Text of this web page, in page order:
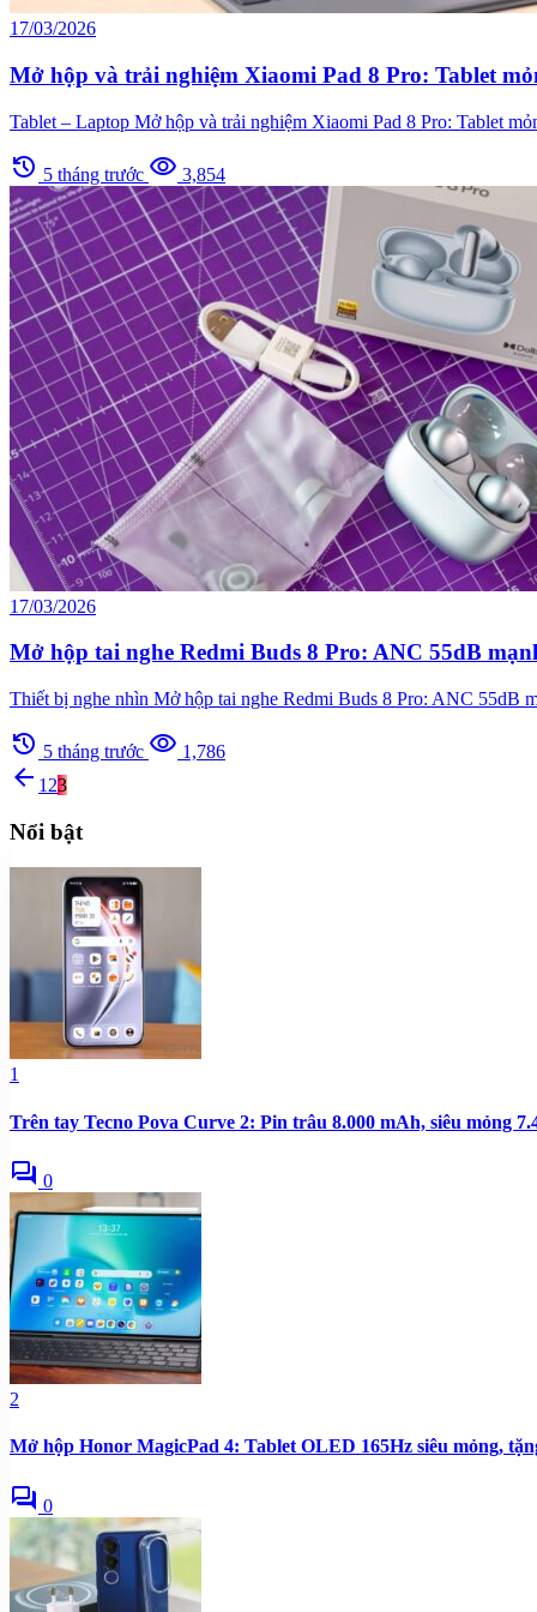
17/03/2026
Mở hộp và trải nghiệm Xiaomi Pad 8 Pro: Tablet
Tablet – Laptop Mở hộp và trải nghiệm Xiaomi Pad 8 Pro: Tablet
history 5 tháng trước visibility 3,854
17/03/2026
Mở hộp tai nghe Redmi Buds 8 Pro: ANC 55dB
Thiết bị nghe nhìn Mở hộp tai nghe Redmi Buds 8 Pro: ANC 55dB
history 5 tháng trước visibility 1,786
arrow_back 1 23
Nổi bật
1
Trên tay Tecno Pova Curve 2: Pin trâu 8.000 mAh, siêu mỏng
forum 0
2
Mở hộp Honor MagicPad 4: Tablet OLED 165Hz siêu mỏng,
forum 0